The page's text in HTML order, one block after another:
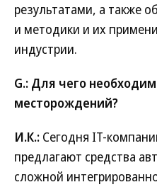
результатами, а также
и методики и их
индустрии.
G.: Для чего
месторождений?
И.К.: Сегодня IT-
предлагают средства
сложной